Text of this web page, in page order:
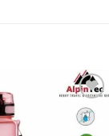
Add to
wishlist